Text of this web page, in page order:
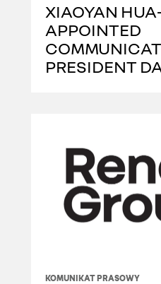
XIAOYAN
APPOINTED
PRESIDENT
KOMUNIKAT PRASOWY